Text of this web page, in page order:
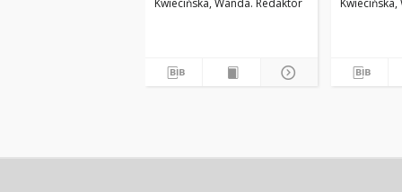
handlu rybnego oraz
Kwiecińska, Wanda. Redaktor
handlu